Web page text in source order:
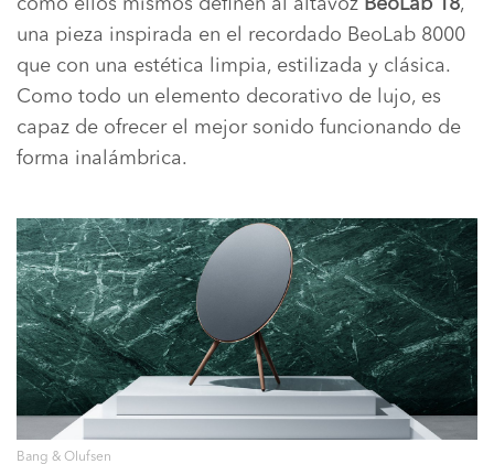
una pieza inspirada en el recordado BeoLab 8000
que con una estética limpia, estilizada y clásica.
Como todo un elemento decorativo de lujo, es
capaz de ofrecer el mejor sonido funcionando de
forma inalámbrica.
Bang & Olufsen